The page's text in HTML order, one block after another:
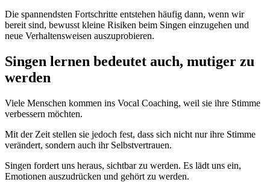
Die spannendsten Fortschritte entstehen häufig dann, wenn wir
bereit sind, bewusst kleine Risiken beim Singen einzugehen und
neue Verhaltensweisen auszuprobieren.
Singen lernen bedeutet auch, mutiger zu
werden
Viele Menschen kommen ins Vocal Coaching, weil sie ihre Stimme
verbessern möchten.
Mit der Zeit stellen sie jedoch fest, dass sich nicht nur ihre Stimme
verändert, sondern auch ihr Selbstvertrauen.
Singen fordert uns heraus, sichtbar zu werden. Es lädt uns ein,
Emotionen auszudrücken und gehört zu werden.